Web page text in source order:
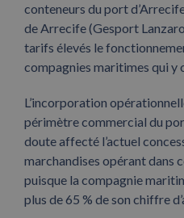
conteneurs du port
de Arrecife (Gesport
tarifs élevés le
compagnies maritimes qui y
L’incorporation
périmètre commercial du
doute affecté l’actuel
marchandises opérant dans
puisque la compagnie
plus de 65 % de son chiffre